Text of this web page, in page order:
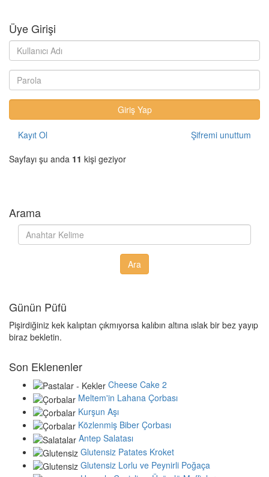
Üye Girişi
Kayıt Ol
Şifremi unuttum
Sayfayı şu anda 11 kişi geziyor
Arama
Günün Püfü
Pişirdiğiniz kek kalıptan çıkmıyorsa kalıbın altına ıslak bir bez yayıp
biraz bekletin.
Son Eklenenler
Cheese Cake 2
Meltem'in Lahana Çorbası
Kurşun Aşı
Közlenmiş Biber Çorbası
Antep Salatası
Glutensiz Patates Kroket
Glutensiz Lorlu ve Peynirli Poğaça